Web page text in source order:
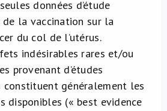
données d’étude
de la vaccination sur la
du col de l’utérus.
indésirables rares et/ou
provenant d’études
généralement les
disponibles (« best evidence